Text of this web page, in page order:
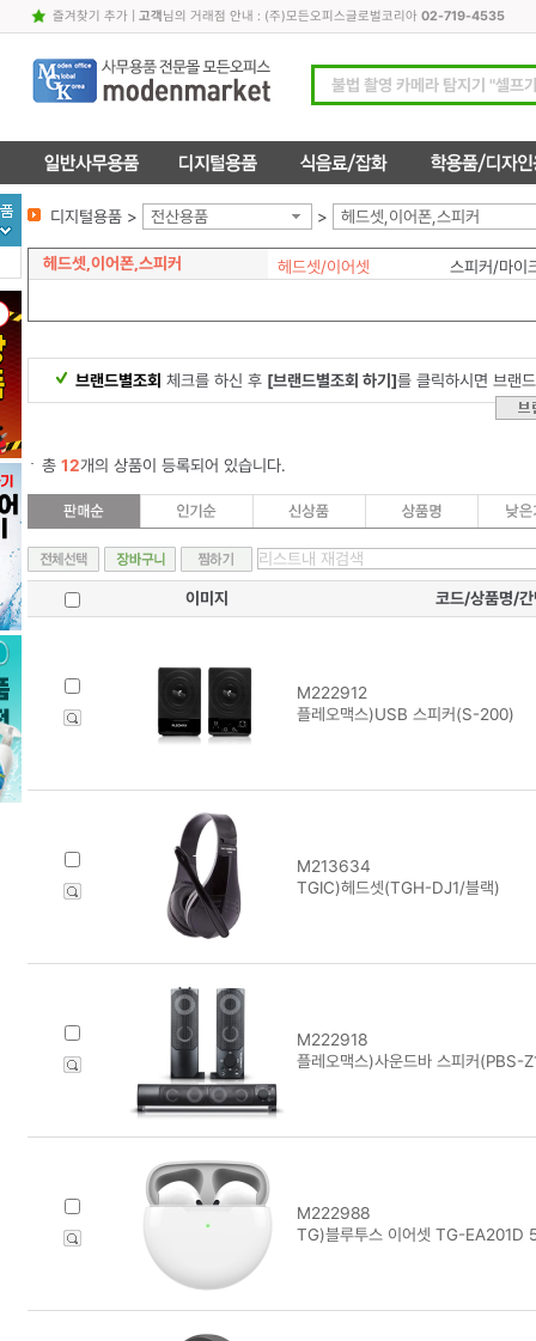
즐겨찾기 추가| 고객님의 거래점 안내 : (주)모든오피스글로벌코리아 02-719-4535
디지털용품 > 전산용품 > 헤드셋,이어폰,스피커
헤드셋,이어폰,스피커 헤드셋/이어셋 스피커/마이
브랜드별조회 체크를 하신 후 [브랜드별조회 하기]를 클릭하시면 브랜
총 12개의 상품이 등록되어 있습니다.
이미지 코드/상품명/간
M222912
플레오맥스)USB 스피커(S-200)
M213634
TGIC)헤드셋(TGH-DJ1/블랙)
M222918
플레오맥스)사운드바 스피커(PBS-
M222988
TG)블루투스 이어셋 TG-